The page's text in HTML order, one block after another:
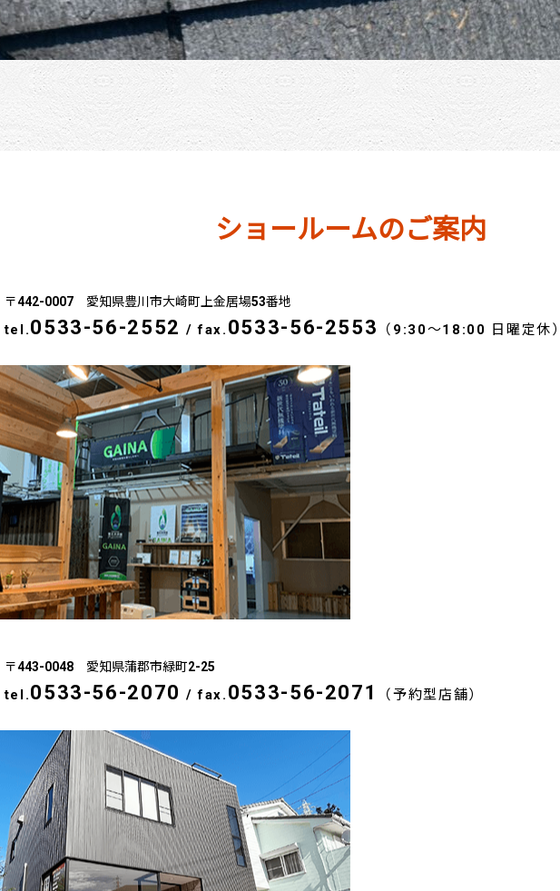
ショールームのご案内
〒442-0007 愛知県豊川市大崎町上金居場53番地
tel.0533-56-2552 /fax. 0533-56-2553 （9:30～18:00 日曜定休）
〒443-0048 愛知県蒲郡市緑町2-25
tel.0533-56-2070 /fax. 0533-56-2071 （予約型店舗）